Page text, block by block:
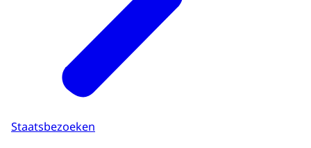
Staatsbezoeken